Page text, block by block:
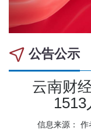
公告公示
云南财
信息来源： 作